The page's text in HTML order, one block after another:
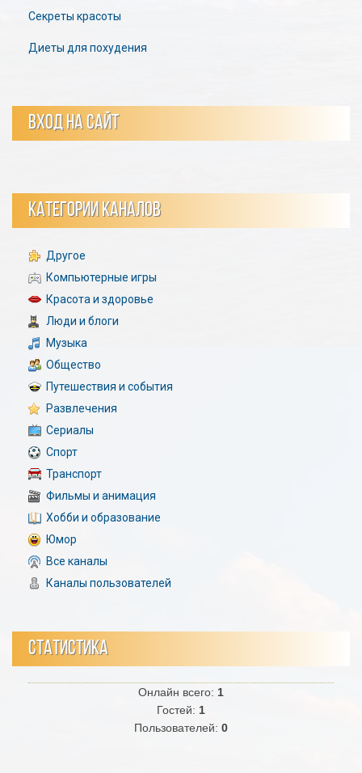
Секреты красоты
Диеты для похудения
ВХОД НА САЙТ
КАТЕГОРИИ КАНАЛОВ
Другое
Компьютерные игры
Красота и здоровье
Люди и блоги
Музыка
Общество
Путешествия и события
Развлечения
Сериалы
Спорт
Транспорт
Фильмы и анимация
Хобби и образование
Юмор
Все каналы
Каналы пользователей
СТАТИСТИКА
Онлайн всего: 1
Гостей: 1
Пользователей: 0